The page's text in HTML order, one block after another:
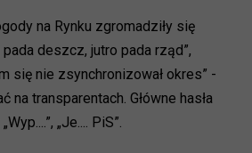
na Rynku zgromadziły się
deszcz, jutro pada rząd”,
się nie zsynchronizował okres” -
na transparentach. Główne hasła
„Je.... PiS”.